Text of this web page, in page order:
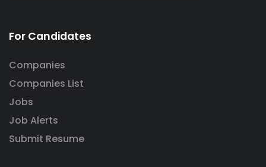
For Candidates
Companies
Companies List
Jobs
Job Alerts
Submit Resume